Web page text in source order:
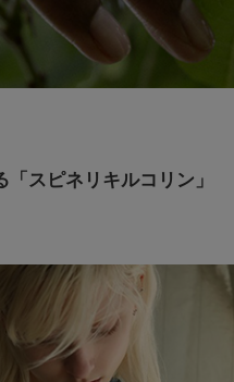
「スピネリキルコリン」